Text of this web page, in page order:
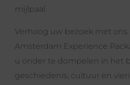
mijlpaal.
Verhoog uw bezoek met
Amsterdam Experience
u onder te dompelen in het
geschiedenis, cultuur en